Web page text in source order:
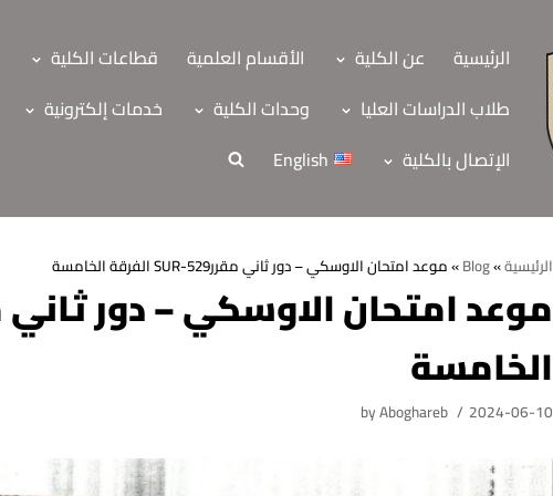
الرئيسية عن الكلية الأقسام العلمية قطاعات الكلية
طلاب الدراسات العليا
وحدات الكلية خدمات إلكترونية
الإتصال بالكلية
English
الرئيسية
عن الكلية
الرؤية والرسالة
الأقسام العلمية
الرئيسية»
Blog
»موعد امتحان الاوسكي – دور ثاني مقررSUR-529 الفرقة الخامسة
الخامسة
byAboghareb 2024-06-10